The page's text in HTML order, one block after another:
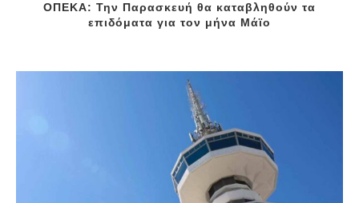
ΟΠΕΚΑ: Την Παρασκευή θα καταβληθούν τα
επιδόματα για τον μήνα Μάϊο